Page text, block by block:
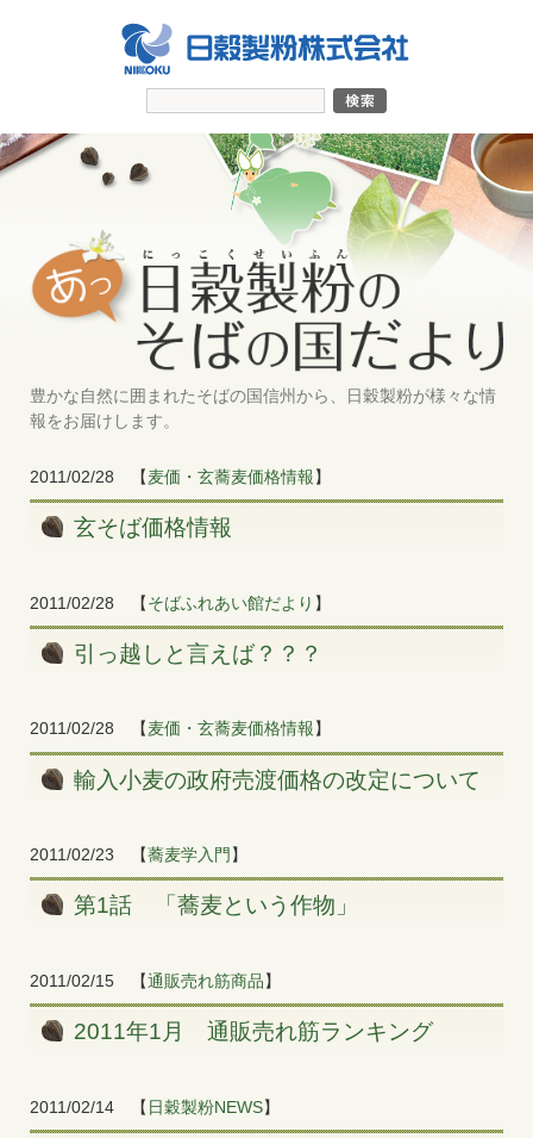
豊かな自然に囲まれたそばの国信州から、日穀製粉が様々な情
報をお届けします。
2011/02/28 【麦価・玄蕎麦価格情報】
玄そば価格情報
2011/02/28 【そばふれあい館だより 】
引っ越しと言えば？？？
2011/02/28 【麦価・玄蕎麦価格情報】
輸入小麦の政府売渡価格の改定について
2011/02/23 【蕎麦学入門 】
第1話 「蕎麦という作物」
2011/02/15 【通販売れ筋商品】
2011年1月 通販売れ筋ランキング
2011/02/14 【 日穀製粉NEWS】